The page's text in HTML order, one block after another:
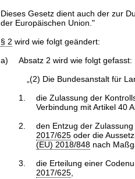
Dieses Gesetz dient auch der zur
der Europäischen Union."
§ 2 wird wie folgt geändert:
a)
Absatz 2 wird wie folgt gefasst:
„(2) Die Bundesanstalt für
1.
die Zulassung der
Verbindung mit Artikel 40
2.
den Entzug der
2017/625 oder die
(EU) 2018/848 nach
3.
die Erteilung einer
2017/625